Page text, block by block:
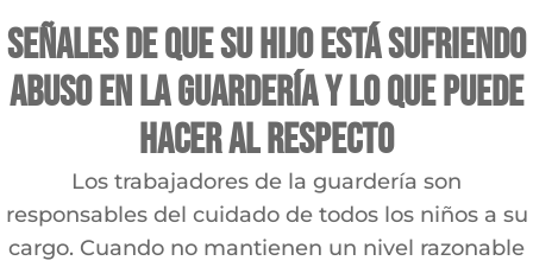
Señales de que su hijo está sufriendo
abuso en la guardería y lo que puede
hacer al respecto
Los trabajadores de la guardería son
responsables del cuidado de todos los niños a su
cargo. Cuando no mantienen un nivel razonable